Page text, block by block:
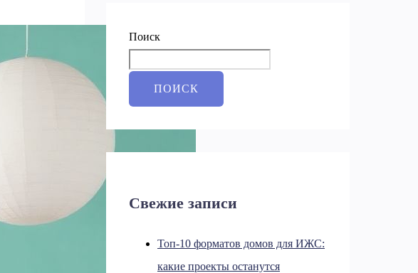
Поиск
ПОИСК
Свежие записи
Топ-10 форматов домов для ИЖС:
какие проекты останутся